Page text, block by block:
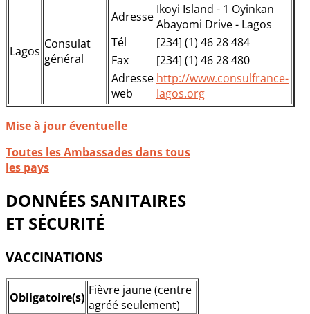
Lagos Consulat
général
Adresse Ikoyi Island - 1 Oyinkan
Abayomi Drive - Lagos
Tél
[234] (1) 46 28 484
Fax
[234] (1) 46 28 480
Adresse
web
http://www.consulfrance-
lagos.org
Mise à jour éventuelle
Toutes les Ambassades dans tous
les pays
DONNÉES SANITAIRES
ET SÉCURITÉ
VACCINATIONS
Obligatoire(s) Fièvre jaune (centre
agréé seulement)